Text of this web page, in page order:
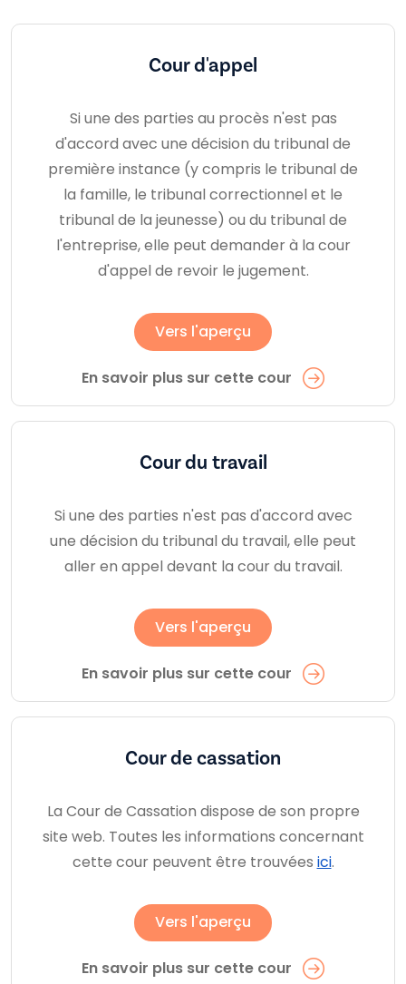
Cour d'appel
Si une des parties au procès n'est pas
d'accord avec une décision du tribunal de
première instance (y compris le tribunal de
la famille, le tribunal correctionnel et le
tribunal de la jeunesse) ou du tribunal de
l'entreprise, elle peut demander à la cour
d'appel de revoir le jugement.
Vers l'aperçu
En savoir plus sur cette cour
Cour du travail
Si une des parties n'est pas d'accord avec
une décision du tribunal du travail, elle peut
aller en appel devant la cour du travail.
Vers l'aperçu
En savoir plus sur cette cour
Cour de cassation
La Cour de Cassation dispose de son propre
site web. Toutes les informations concernant
cette cour peuvent être trouvées ici.
Vers l'aperçu
En savoir plus sur cette cour